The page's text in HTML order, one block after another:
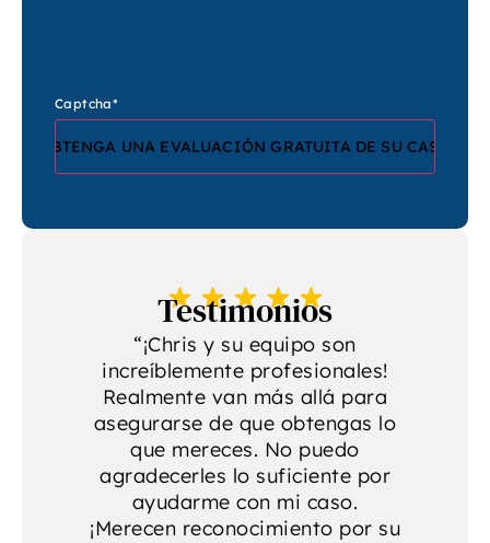
Captcha*
Testimonios
“¡Chris y su equipo son
increíblemente profesionales!
Realmente van más allá para
asegurarse de que obtengas lo
que mereces. No puedo
agradecerles lo suficiente por
ayudarme con mi caso.
¡Merecen reconocimiento por su